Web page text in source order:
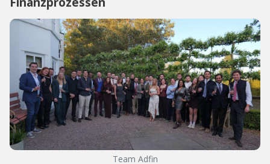
Team Adfin